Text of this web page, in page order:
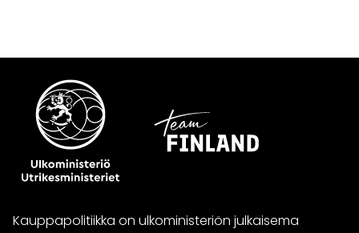
Kauppapolitiikka on ulkoministeriön julkaisema